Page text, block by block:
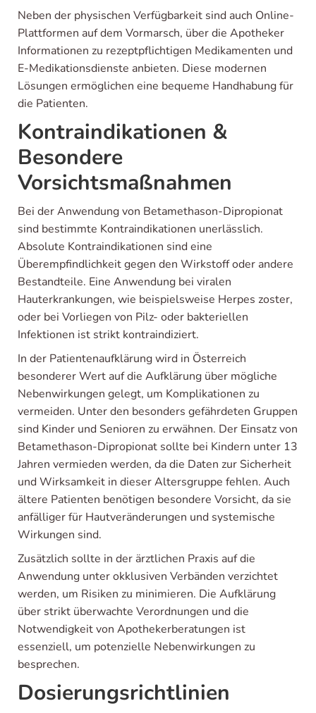
Neben der physischen Verfügbarkeit sind auch Online-
Plattformen auf dem Vormarsch, über die Apotheker
Informationen zu rezeptpflichtigen Medikamenten und
E-Medikationsdienste anbieten. Diese modernen
Lösungen ermöglichen eine bequeme Handhabung für
die Patienten.
Kontraindikationen &
Besondere
Vorsichtsmaßnahmen
Bei der Anwendung von Betamethason-Dipropionat
sind bestimmte Kontraindikationen unerlässlich.
Absolute Kontraindikationen sind eine
Überempfindlichkeit gegen den Wirkstoff oder andere
Bestandteile. Eine Anwendung bei viralen
Hauterkrankungen, wie beispielsweise Herpes zoster,
oder bei Vorliegen von Pilz- oder bakteriellen
Infektionen ist strikt kontraindiziert.
In der Patientenaufklärung wird in Österreich
besonderer Wert auf die Aufklärung über mögliche
Nebenwirkungen gelegt, um Komplikationen zu
vermeiden. Unter den besonders gefährdeten Gruppen
sind Kinder und Senioren zu erwähnen. Der Einsatz von
Betamethason-Dipropionat sollte bei Kindern unter 13
Jahren vermieden werden, da die Daten zur Sicherheit
und Wirksamkeit in dieser Altersgruppe fehlen. Auch
ältere Patienten benötigen besondere Vorsicht, da sie
anfälliger für Hautveränderungen und systemische
Wirkungen sind.
Zusätzlich sollte in der ärztlichen Praxis auf die
Anwendung unter okklusiven Verbänden verzichtet
werden, um Risiken zu minimieren. Die Aufklärung
über strikt überwachte Verordnungen und die
Notwendigkeit von Apothekerberatungen ist
essenziell, um potenzielle Nebenwirkungen zu
besprechen.
Dosierungsrichtlinien